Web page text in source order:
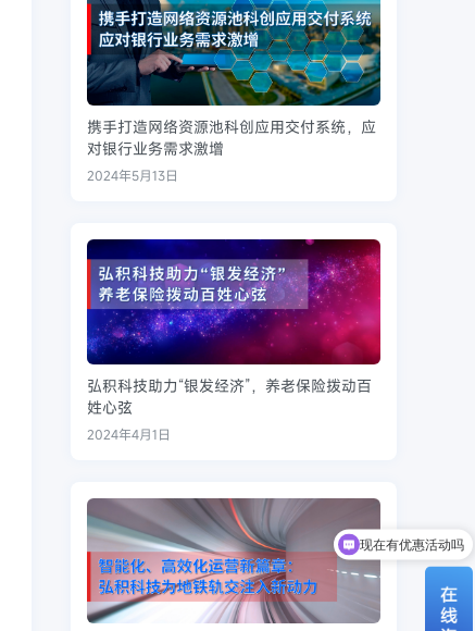
携手打造网络资源池科创应用交付系统，应
对银行业务需求激增
2024年5月13日
弘积科技助力“银发经济”，养老保险拨动百
姓心弦
2024年4月1日
可以介绍下你们的产品么
现在有优惠活动吗